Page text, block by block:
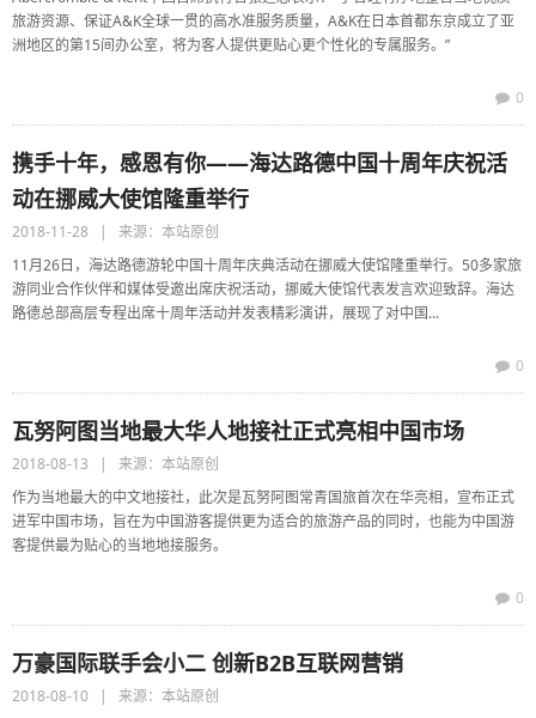
旅游资源、保证A&K全球一贯的高水准服务质量，A&K在日本首都东京成立了亚
洲地区的第15间办公室，将为客人提供更贴心更个性化的专属服务。”
0
携手十年，感恩有你——海达路德中国十周年庆祝活
动在挪威大使馆隆重举行
2018-11-28 | 来源：本站原创
11月26日，海达路德游轮中国十周年庆典活动在挪威大使馆隆重举行。50多家旅
游同业合作伙伴和媒体受邀出席庆祝活动，挪威大使馆代表发言欢迎致辞。海达
路德总部高层专程出席十周年活动并发表精彩演讲，展现了对中国...
0
瓦努阿图当地最大华人地接社正式亮相中国市场
2018-08-13 | 来源：本站原创
作为当地最大的中文地接社，此次是瓦努阿图常青国旅首次在华亮相，宣布正式
进军中国市场，旨在为中国游客提供更为适合的旅游产品的同时，也能为中国游
客提供最为贴心的当地地接服务。
0
万豪国际联手会小二 创新B2B互联网营销
2018-08-10 | 来源：本站原创